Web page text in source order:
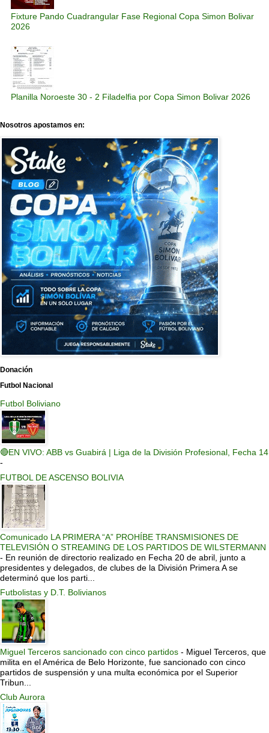
Fixture Pando Cuadrangular Fase Regional Copa Simon Bolivar
2026
Planilla Noroeste 30 - 2 Filadelfia por Copa Simon Bolivar 2026
Nosotros apostamos en:
Donación
Futbol Nacional
Futbol Boliviano
🔴EN VIVO: ABB vs Guabirá | Liga de la División Profesional, Fecha 14
-
FUTBOL DE ASCENSO BOLIVIA
Comunicado LA PRIMERA “A” PROHÍBE TRANSMISIONES DE
TELEVISIÓN O STREAMING DE LOS PARTIDOS DE WILSTERMANN
- En reunión de directorio realizado en Fecha 20 de abril, junto a
presidentes y delegados, de clubes de la División Primera A se
determinó que los parti...
Futbolistas y D.T. Bolivianos
Miguel Terceros sancionado con cinco partidos - Miguel Terceros, que
milita en el América de Belo Horizonte, fue sancionado con cinco
partidos de suspensión y una multa económica por el Superior
Tribun...
Club Aurora